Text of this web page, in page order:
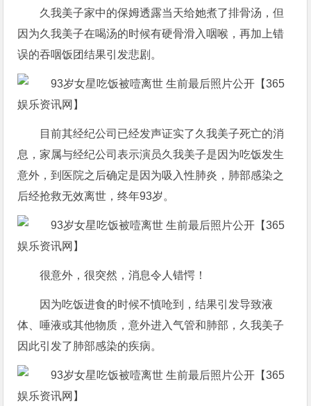
久我美子家中的保姆透露当天给她煮了排骨汤，但
因为久我美子在喝汤的时候有硬骨滑入咽喉，再加上错
误的吞咽饭团结果引发悲剧。
目前其经纪公司已经发声证实了久我美子死亡的消
息，家属与经纪公司表示演员久我美子是因为吃饭发生
意外，到医院之后确定是因为吸入性肺炎，肺部感染之
后经抢救无效离世，终年93岁。
很意外，很突然，消息令人错愕！
因为吃饭进食的时候不慎呛到，结果引发导致液
体、唾液或其他物质，意外进入气管和肺部，久我美子
因此引发了肺部感染的疾病。